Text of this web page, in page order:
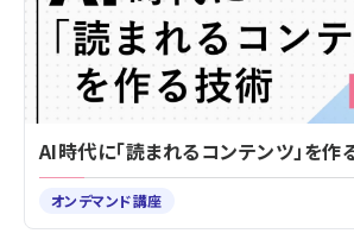
AI時代に「読まれるコンテンツ」を作
オンデマンド講座